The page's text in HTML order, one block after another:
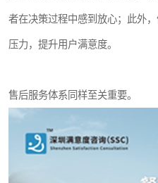
者在决策过程中感到放心；此外
压力，提升用户满意度。
售后服务体系同样至关重要。